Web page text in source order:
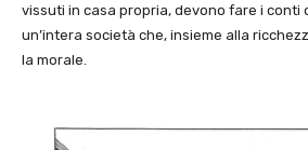
vissuti in casa propria, devono fare i conti
un’intera società che, insieme alla
la morale.